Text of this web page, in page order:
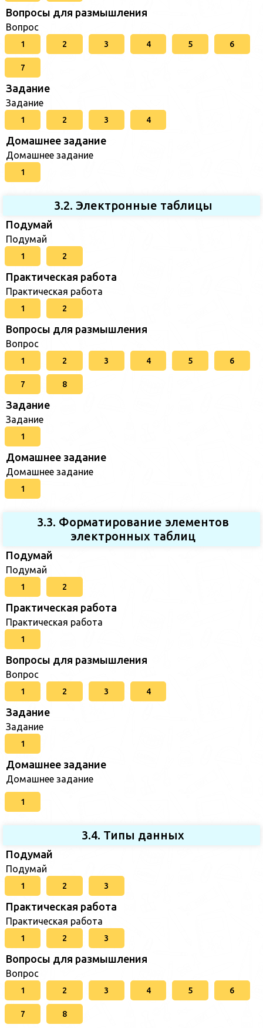
Вопросы для размышления
Вопрос
1 2 3 4 5 6
7
Задание
Задание
1 2 3 4
Домашнее задание
Домашнее задание
1
3.2. Электронные таблицы
Подумай
Подумай
1 2
Практическая работа
Практическая работа
1 2
Вопросы для размышления
Вопрос
1 2 3 4 5 6
7 8
Задание
Задание
1
Домашнее задание
Домашнее задание
1
3.3. Форматирование элементов
электронных таблиц
Подумай
Подумай
1 2
Практическая работа
Практическая работа
1
Вопросы для размышления
Вопрос
1 2 3 4
Задание
Задание
1
Домашнее задание
Домашнее задание
1
3.4. Типы данных
Подумай
Подумай
1 2 3
Практическая работа
Практическая работа
1 2 3
Вопросы для размышления
Вопрос
1 2 3 4 5 6
7 8